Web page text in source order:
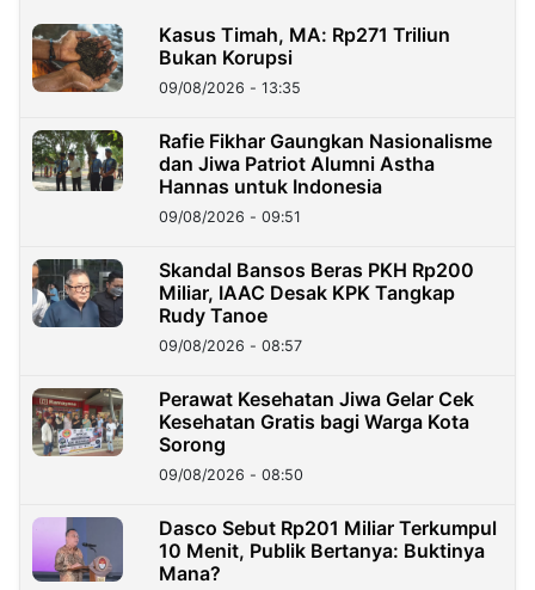
Kasus Timah, MA: Rp271 Triliun
Bukan Korupsi
09/08/2026 - 13:35
Rafie Fikhar Gaungkan Nasionalisme
dan Jiwa Patriot Alumni Astha
Hannas untuk Indonesia
09/08/2026 - 09:51
Skandal Bansos Beras PKH Rp200
Miliar, IAAC Desak KPK Tangkap
Rudy Tanoe
09/08/2026 - 08:57
Perawat Kesehatan Jiwa Gelar Cek
Kesehatan Gratis bagi Warga Kota
Sorong
09/08/2026 - 08:50
Dasco Sebut Rp201 Miliar Terkumpul
10 Menit, Publik Bertanya: Buktinya
Mana?